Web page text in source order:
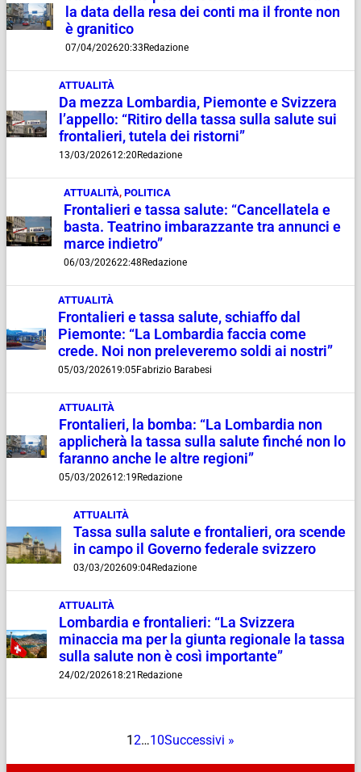
la data della resa dei conti ma il fronte non
è granitico
07/04/202620:33Redazione
ATTUALITÀ
Da mezza Lombardia, Piemonte e Svizzera
l’appello: “Ritiro della tassa sulla salute sui
frontalieri, tutela dei ristorni”
13/03/202612:20Redazione
ATTUALITÀ,POLITICA
Frontalieri e tassa salute: “Cancellatela e
basta. Teatrino imbarazzante tra annunci e
marce indietro”
06/03/202622:48Redazione
ATTUALITÀ
Frontalieri e tassa salute, schiaffo dal
Piemonte: “La Lombardia faccia come
crede. Noi non preleveremo soldi ai nostri”
05/03/202619:05Fabrizio Barabesi
ATTUALITÀ
Frontalieri, la bomba: “La Lombardia non
applicherà la tassa sulla salute finché non lo
faranno anche le altre regioni”
05/03/202612:19Redazione
ATTUALITÀ
Tassa sulla salute e frontalieri, ora scende
in campo il Governo federale svizzero
03/03/202609:04Redazione
ATTUALITÀ
Lombardia e frontalieri: “La Svizzera
minaccia ma per la giunta regionale la tassa
sulla salute non è così importante”
24/02/202618:21 Redazione
12…10Successivi »